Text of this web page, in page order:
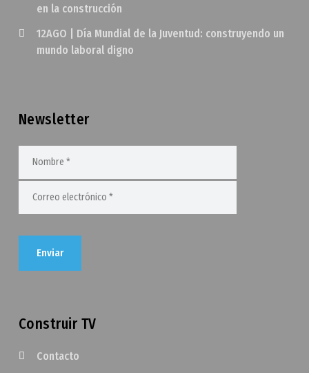
en la construcción
12AGO | Día Mundial de la Juventud: construyendo un
mundo laboral digno
Newsletter
Construir TV
Contacto